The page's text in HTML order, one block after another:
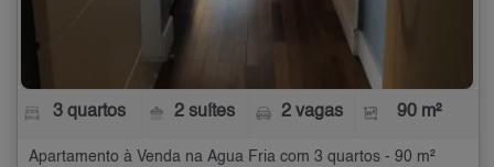
3 quartos 2 suítes 2 vagas 90 m²
Apartamento à Venda na Água Fria com 3 quartos - 90 m²